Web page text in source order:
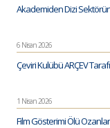
Akademiden Dizi
6 Nisan 2026
Çeviri Kulübü ARÇEV
1 Nisan 2026
Film Gösterimi Ölü